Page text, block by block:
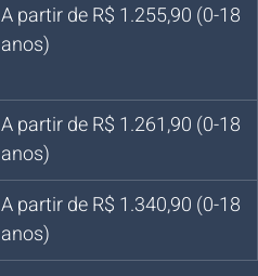
A partir de R$ 1.255,90 (0-18
anos)
A partir de R$ 1.261,90 (0-18
anos)
A partir de R$ 1.340,90 (0-18
anos)